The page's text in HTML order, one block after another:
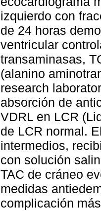
izquierdo con
de 24 horas
ventricular
transaminasas,
(alanino
research
absorción de
VDRL en LCR
de LCR normal.
intermedios,
con solución
TAC de cráneo
medidas
complicación